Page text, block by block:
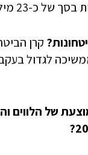
קרן
לגדול
של הלווים